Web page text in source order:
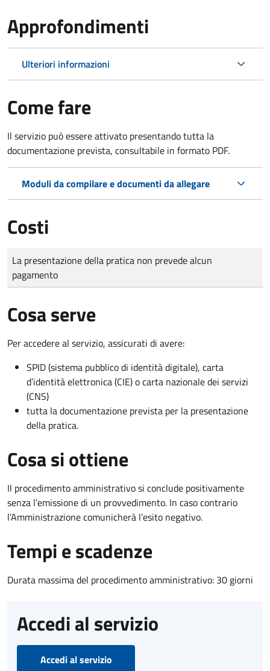
Approfondimenti
Ulteriori informazioni
Come fare
Il servizio può essere attivato presentando tutta la
documentazione prevista, consultabile in formato PDF.
Moduli da compilare e documenti da allegare
Costi
Tipo di pagamento
Importo
La presentazione della pratica non prevede alcun
pagamento
Cosa serve
Per accedere al servizio, assicurati di avere:
SPID (sistema pubblico di identità digitale), carta
d’identità elettronica (CIE) o carta nazionale dei servizi
(CNS)
tutta la documentazione prevista per la presentazione
della pratica.
Cosa si ottiene
Il procedimento amministrativo si conclude positivamente
senza l’emissione di un provvedimento. In caso contrario
l’Amministrazione comunicherà l’esito negativo.
Tempi e scadenze
Durata massima del procedimento amministrativo: 30 giorni
Accedi al servizio
Accedi al servizio